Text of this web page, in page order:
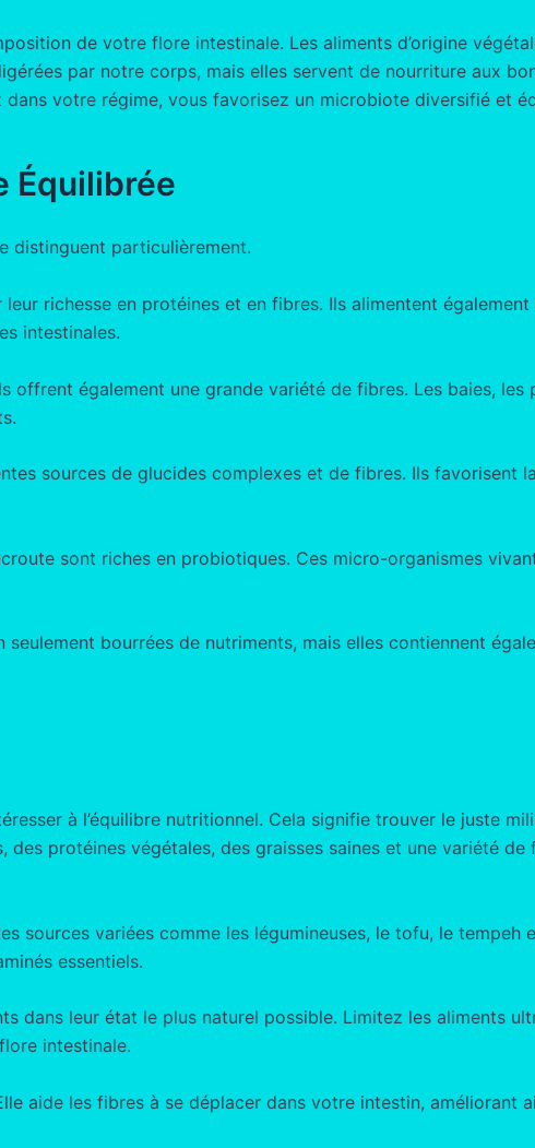
de votre flore intestinale. Les aliments d’origine
par notre corps, mais elles servent de nourriture aux
votre régime, vous favorisez un microbiote diversifié et
Équilibrée
distinguent particulièrement.
richesse en protéines et en fibres. Ils alimentent
intestinales.
offrent également une grande variété de fibres. Les baies, les
sources de glucides complexes et de fibres. Ils favorisent
sont riches en probiotiques. Ces micro-organismes
bourrées de nutriments, mais elles contiennent
à l’équilibre nutritionnel. Cela signifie trouver le juste
protéines végétales, des graisses saines et une variété de
sources variées comme les légumineuses, le tofu, le tempeh
essentiels.
dans leur état le plus naturel possible. Limitez les aliments
intestinale.
aide les fibres à se déplacer dans votre intestin, améliorant